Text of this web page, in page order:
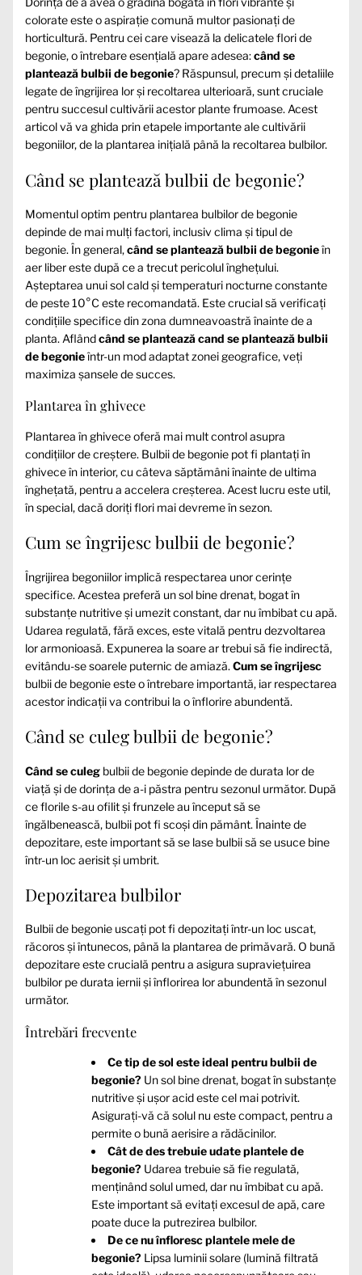
colorate este o aspirație comună multor pasionați de
horticultură. Pentru cei care visează la delicatele flori de
begonie, o întrebare esențială apare adesea:când se
plantează bulbii de begonie? Răspunsul, precum și detaliile
legate de îngrijirea lor și recoltarea ulterioară, sunt cruciale
pentru succesul cultivării acestor plante frumoase. Acest
articol vă va ghida prin etapele importante ale cultivării
begoniilor, de la plantarea inițială până la recoltarea bulbilor.
Când se plantează bulbii de begonie?
Momentul optim pentru plantarea bulbilor de begonie
depinde de mai mulți factori, inclusiv clima și tipul de
begonie. În general,când se plantează bulbii de begonieîn
aer liber este după ce a trecut pericolul înghețului.
Așteptarea unui sol cald și temperaturi nocturne constante
de peste 10°C este recomandată. Este crucial să verificați
condițiile specifice din zona dumneavoastră înainte de a
planta. Aflândcând se plantează cand se plantează bulbii
de begonieîntr-un mod adaptat zonei geografice, veți
maximiza șansele de succes.
Plantarea în ghivece
Plantarea în ghivece oferă mai mult control asupra
condițiilor de creștere. Bulbii de begonie pot fi plantați în
ghivece în interior, cu câteva săptămâni înainte de ultima
înghețată, pentru a accelera creșterea. Acest lucru este util,
în special, dacă doriți flori mai devreme în sezon.
Cum se îngrijesc bulbii de begonie?
Îngrijirea begoniilor implică respectarea unor cerințe
specifice. Acestea preferă un sol bine drenat, bogat în
substanțe nutritive și umezit constant, dar nu îmbibat cu apă.
Udarea regulată, fără exces, este vitală pentru dezvoltarea
lor armonioasă. Expunerea la soare ar trebui să fie indirectă,
evitându-se soarele puternic de amiază. Cum se îngrijesc
bulbii de begonie este o întrebare importantă, iar respectarea
acestor indicații va contribui la o înflorire abundentă.
Când se culeg bulbii de begonie?
Când se culeg bulbii de begonie depinde de durata lor de
viață și de dorința de a-i păstra pentru sezonul următor. După
ce florile s-au ofilit și frunzele au început să se
îngălbenească, bulbii pot fi scoși din pământ. Înainte de
depozitare, este important să se lase bulbii să se usuce bine
într-un loc aerisit și umbrit.
Depozitarea bulbilor
Bulbii de begonie uscați pot fi depozitați într-un loc uscat,
răcoros și întunecos, până la plantarea de primăvară. O bună
depozitare este crucială pentru a asigura supraviețuirea
bulbilor pe durata iernii și înflorirea lor abundentă în sezonul
următor.
Întrebări frecvente
Ce tip de sol este ideal pentru bulbii de
begonie? Un sol bine drenat, bogat în substanțe
nutritive și ușor acid este cel mai potrivit.
Asigurați-vă că solul nu este compact, pentru a
permite o bună aerisire a rădăcinilor.
Cât de des trebuie udate plantele de
begonie? Udarea trebuie să fie regulată,
menținând solul umed, dar nu îmbibat cu apă.
Este important să evitați excesul de apă, care
poate duce la putrezirea bulbilor.
De ce nu înfloresc plantele mele de
begonie? Lipsa luminii solare (lumină filtrată